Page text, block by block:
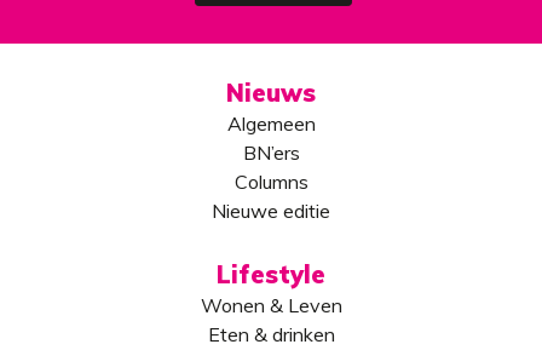
Nieuws
Algemeen
BN’ers
Columns
Nieuwe editie
Lifestyle
Wonen & Leven
Eten & drinken